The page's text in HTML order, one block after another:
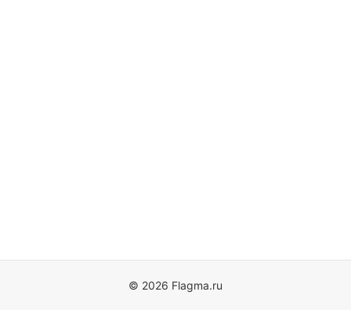
© 2026 Flagma.ru